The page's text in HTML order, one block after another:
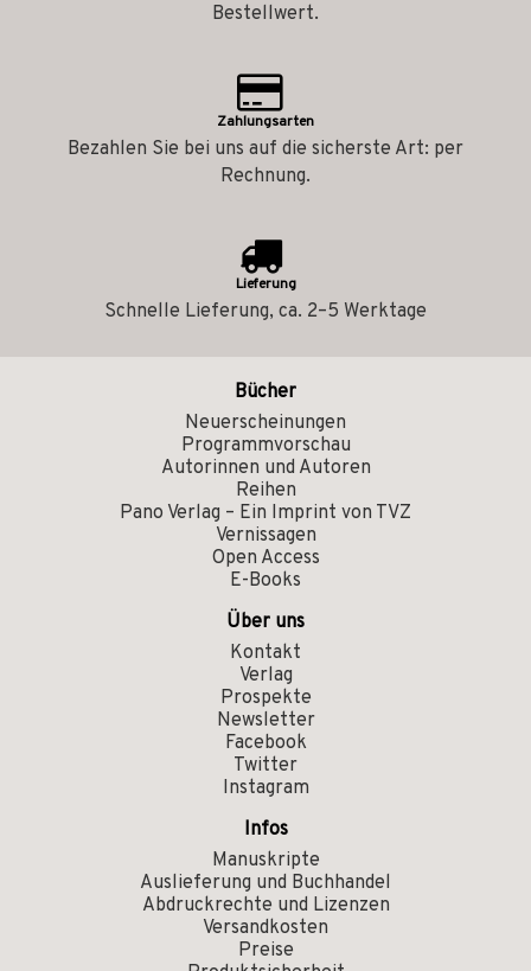
Bestellwert.
Zahlungsarten
Bezahlen Sie bei uns auf die sicherste Art: per
Rechnung.
Lieferung
Schnelle Lieferung, ca. 2–5 Werktage
Bücher
Neuerscheinungen
Programmvorschau
Autorinnen und Autoren
Reihen
Pano Verlag – Ein Imprint von TVZ
Vernissagen
Open Access
E-Books
Über uns
Kontakt
Verlag
Prospekte
Newsletter
Facebook
Twitter
Instagram
Infos
Manuskripte
Auslieferung und Buchhandel
Abdruckrechte und Lizenzen
Versandkosten
Preise